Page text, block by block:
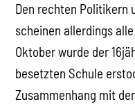
Den rechten Politikern
scheinen allerdings
Oktober wurde der
besetzten Schule
Zusammenhang mit